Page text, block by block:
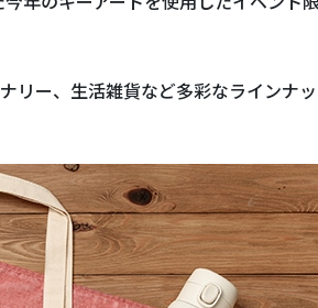
リー、生活雑貨など多彩なラインナ